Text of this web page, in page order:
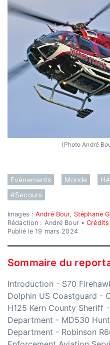
(Photo André
Evénements Monde
#Secours
Images :André Bour, Stéphane
Rédaction : André Bour •
Publié le 19 mars 2024
Sommaire du
Introduction - S70
Dolphin US Coastguard -
H125 Kern County Sheriff -
Department - MD530
Department - Robinson